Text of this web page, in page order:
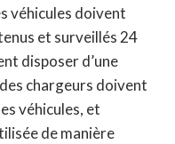
véhicules doivent
et surveillés 24
disposer d’une
chargeurs doivent
véhicules, et
de manière